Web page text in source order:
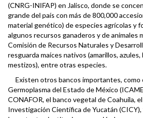
(CNRG-INIFAP) en Jalisco, donde se
grande del país con más de 800,000
material genético) de especies agrícolas y
algunos recursos ganaderos y de animales
Comisión de Recursos Naturales y
resguarda maíces nativos (amarillos,
mestizos), entre otras especies.
Existen otros bancos importantes, como
Germoplasma del Estado de México
CONAFOR, el banco vegetal de Coahuila,
Investigación Científica de Yucatán